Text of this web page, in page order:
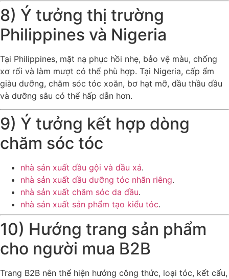
8) Ý tưởng thị trường
Philippines và Nigeria
Tại Philippines, mặt nạ phục hồi nhẹ, bảo vệ màu, chống
xơ rối và làm mượt có thể phù hợp. Tại Nigeria, cấp ẩm
giàu dưỡng, chăm sóc tóc xoăn, bơ hạt mỡ, dầu thầu dầu
và dưỡng sâu có thể hấp dẫn hơn.
9) Ý tưởng kết hợp dòng
chăm sóc tóc
nhà sản xuất dầu gội và dầu xả.
nhà sản xuất dầu dưỡng tóc nhãn riêng.
nhà sản xuất chăm sóc da đầu.
nhà sản xuất sản phẩm tạo kiểu tóc.
10) Hướng trang sản phẩm
cho người mua B2B
Trang B2B nên thể hiện hướng công thức, loại tóc, kết cấu,